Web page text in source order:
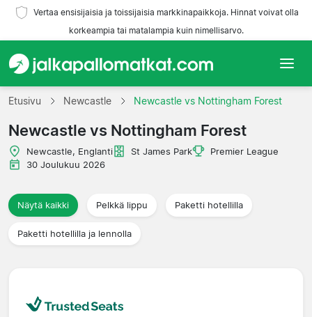
Vertaa ensisijaisia ja toissijaisia markkinapaikkoja. Hinnat voivat olla
korkeampia tai matalampia kuin nimellisarvo.
Etusivu
Joukkueet
Liigat
Matkatoimistoja
Etusivu Newcastle Newcastle vs Nottingham Forest
Newcastle vs Nottingham Forest
Newcastle, Englanti St James Park
Premier League
30 Joulukuu 2026
Näytä kaikki Pelkkä lippu Paketti hotellilla
Paketti hotellilla ja lennolla